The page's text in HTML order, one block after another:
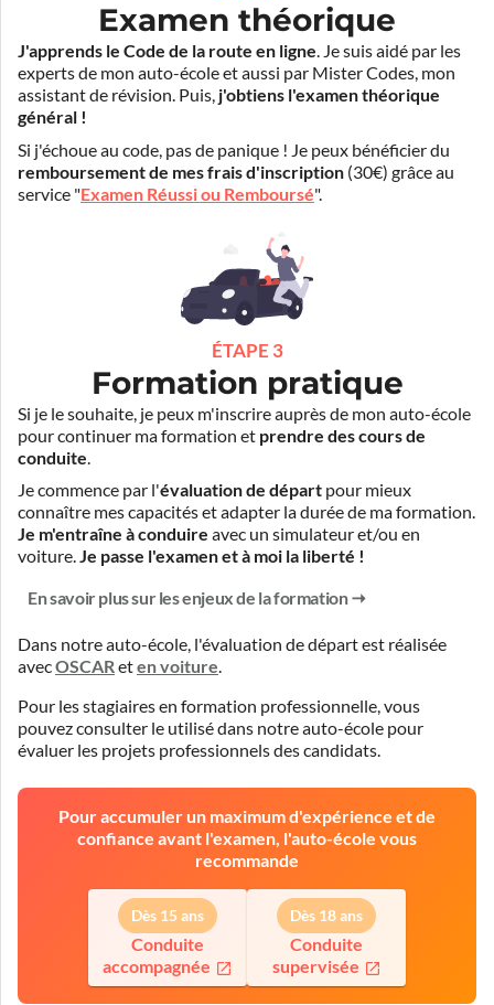
Examen théorique
J'apprends le Code de la route en ligne. Je suis aidé par les
experts de mon auto-école et aussi par Mister Codes, mon
assistant de révision. Puis, j'obtiens l'examen théorique
général !
Si j'échoue au code, pas de panique ! Je peux bénéficier du
remboursement de mes frais d'inscription (30€) grâce au
service "Examen Réussi ou Remboursé".
ÉTAPE 3
Formation pratique
Si je le souhaite, je peux m'inscrire auprès de mon auto-école
pour continuer ma formation et prendre des cours de
conduite.
Je commence par l'évaluation de départ pour mieux
connaître mes capacités et adapter la durée de ma formation.
Je m'entraîne à conduire avec un simulateur et/ou en
voiture.Je passe l'examen et à moi la liberté !
En savoir plus sur les enjeux de la formation
Dans notre auto-école, l'évaluation de départ est réalisée
avecOSCAReten voiture.
Pour les stagiaires en formation professionnelle, vous
pouvez consulter le utilisé dans notre auto-école pour
évaluer les projets professionnels des candidats.
Pour accumuler un maximum d'expérience et de
confiance avant l'examen, l'auto-école vous
recommande
Dès 15 ans
Conduite
accompagnée
Dès 18 ans
Conduite
supervisée